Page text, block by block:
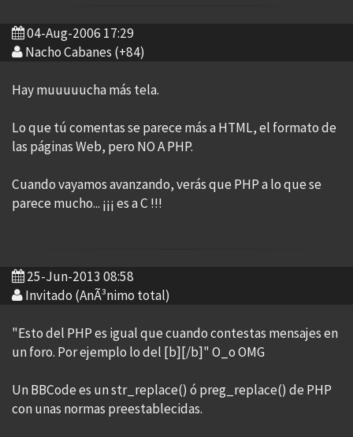
04-Aug-2006 17:29
Nacho Cabanes (+84)
Hay muuuuucha más tela.
Lo que tú comentas se parece más a HTML, el formato de
las páginas Web, pero NO A PHP.
Cuando vayamos avanzando, verás que PHP a lo que se
parece mucho... ¡¡¡ es a C !!!
25-Jun-2013 08:58
Invitado (AnÃ³nimo total)
"Esto del PHP es igual que cuando contestas mensajes en
un foro. Por ejemplo lo del [b][/b]" O_o OMG
Un BBCode es un str_replace() ó preg_replace() de PHP
con unas normas preestablecidas.